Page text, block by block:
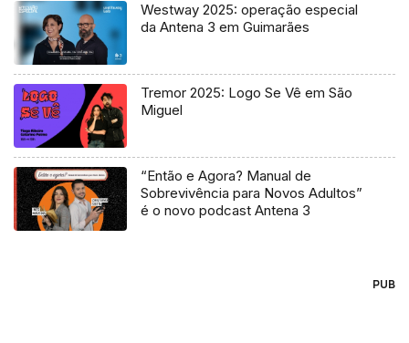
Westway 2025: operação especial
da Antena 3 em Guimarães
Tremor 2025: Logo Se Vê em São
Miguel
“Então e Agora? Manual de
Sobrevivência para Novos Adultos”
é o novo podcast Antena 3
PUB